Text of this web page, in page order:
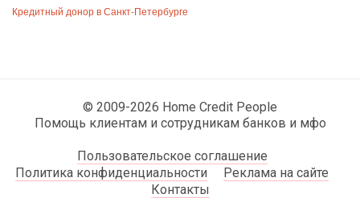
Кредитный донор в Санкт-Петербурге
© 2009-2026 Home Credit People
Помощь клиентам и сотрудникам банков и мфо
Пользовательское соглашение
Политика конфиденциальности
Реклама на сайте
Контакты